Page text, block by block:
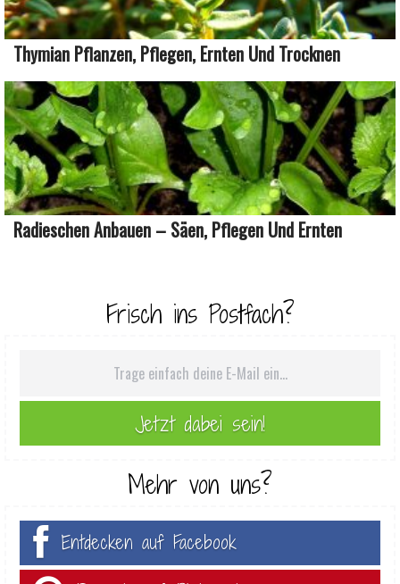
Thymian Pflanzen, Pflegen, Ernten Und Trocknen
Radieschen Anbauen – Säen, Pflegen Und Ernten
Frisch ins Postfach?
Mehr von uns?
Entdecken auf Facebook